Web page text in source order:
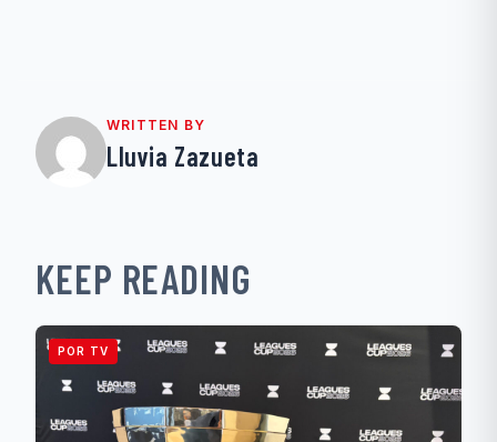
WRITTEN BY
Lluvia Zazueta
KEEP READING
POR TV